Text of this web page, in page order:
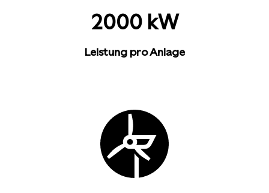
2000 kW
Leistung pro Anlage